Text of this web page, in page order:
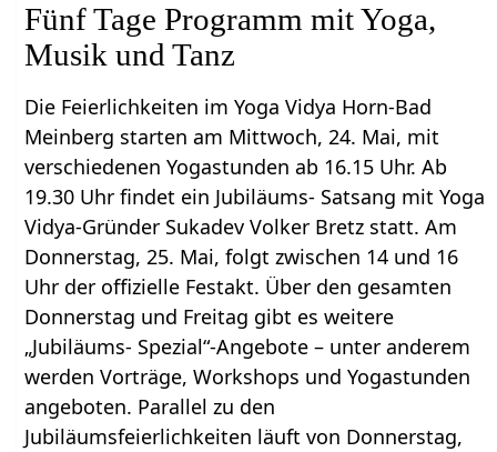
Fünf Tage Programm mit Yoga,
Musik und Tanz
Die Feierlichkeiten im Yoga Vidya Horn-Bad
Meinberg starten am Mittwoch, 24. Mai, mit
verschiedenen Yogastunden ab 16.15 Uhr. Ab
19.30 Uhr findet ein Jubiläums- Satsang mit Yoga
Vidya-Gründer Sukadev Volker Bretz statt. Am
Donnerstag, 25. Mai, folgt zwischen 14 und 16
Uhr der offizielle Festakt. Über den gesamten
Donnerstag und Freitag gibt es weitere
„Jubiläums- Spezial“-Angebote – unter anderem
werden Vorträge, Workshops und Yogastunden
angeboten. Parallel zu den
Jubiläumsfeierlichkeiten läuft von Donnerstag,